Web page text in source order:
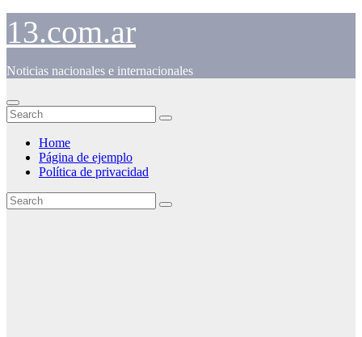
Skip
content
13.com.ar
Noticias nacionales e internacionales
Home
Página de ejemplo
Política de privacidad